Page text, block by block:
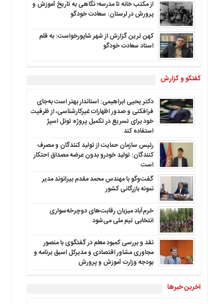
از مکتب خانه تا مدرسه؛ نگاهی به تاریخ آموزش و
پرورش در لرستان: سعادت خودگو
کهن ترین گزارش از شهر شاپورخواست: به قلم
استاد سعادت خودگو
گفتگو و گزارش
دکتر یحیی ابراهیمی: استاندار بهتر است به‌جای
فرافکنی و صدور اظهارات غیرکارشناسی، از ظرفیت
خود برای تسریع در تکمیل پروژه تونل اسپژ
استفاده کند
رئیس سازمان حمایت از تولید کنندگان و مصرف
کنندگان: تولید خودرو بدون عرضه مصداق احتکار
است
گفت‌وگو با مهندس محمد مقدم بیرانوند مدیر
نمونه بازرگانی کشور
خرم‌آباد میزبان رقابت‌های دوچرخه‌سواری
انتخابی تیم ملی می‌شود
نقد و بررسی کمبود معلم در گفتگوی با منصور
مجاوری مشاور اقتصادی و مدیرکل اسبق برنامه و
بودجه وزارت آموزش و پرورش
آخرین خبرها